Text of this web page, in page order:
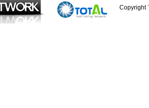
Copyright